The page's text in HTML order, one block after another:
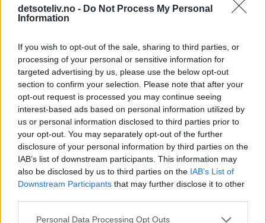
detsoteliv.no - Do Not Process My Personal
Information
If you wish to opt-out of the sale, sharing to third parties, or
processing of your personal or sensitive information for
targeted advertising by us, please use the below opt-out
section to confirm your selection. Please note that after your
opt-out request is processed you may continue seeing
interest-based ads based on personal information utilized by
us or personal information disclosed to third parties prior to
your opt-out. You may separately opt-out of the further
disclosure of your personal information by third parties on the
IAB’s list of downstream participants. This information may
also be disclosed by us to third parties on the IAB’s List of
Downstream Participants that may further disclose it to other
Personal Data Processing Opt Outs
med vaniljeis har allerede blitt min favoritt❤️ Ønsker
meg ett vaffeljern da jeg eeeelsker vaffler :D
Maren - 24.03.2015 - 16:18
elsker vafler!!
Svar
Mariann Jørgensen - 24.03.2015 - 16:18
Hva er bedre enn en vaffel sammen med rømme og
syltetøy hadde jeg vært heldig så hadde det vært gøy
Svar